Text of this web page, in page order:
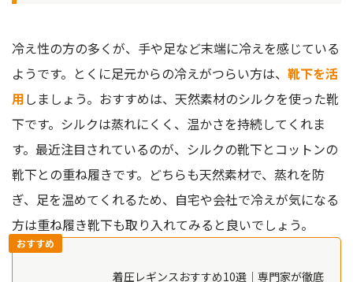
冷え性の方の多くが、手や足など末端に冷えを感じている
ようです。とくに足元からの冷えがつらい方は、 靴下を活
用しましょう。おすすめは、天然素材のシルクを使った靴
下です。シルクは蒸れにくく、温かさを持続してくれま
す。最近注目されているのが、シルクの靴下とコットンの
靴下との重ね履きです。どちらも天然素材で、蒸れを防
ぎ、足を温めてくれるため、自宅や会社で冷えが気になる
方は重ね履き靴下も取り入れてみると良いでしょう。
おすすめ
着圧レギンスおすすめ10選｜専門家が徹底